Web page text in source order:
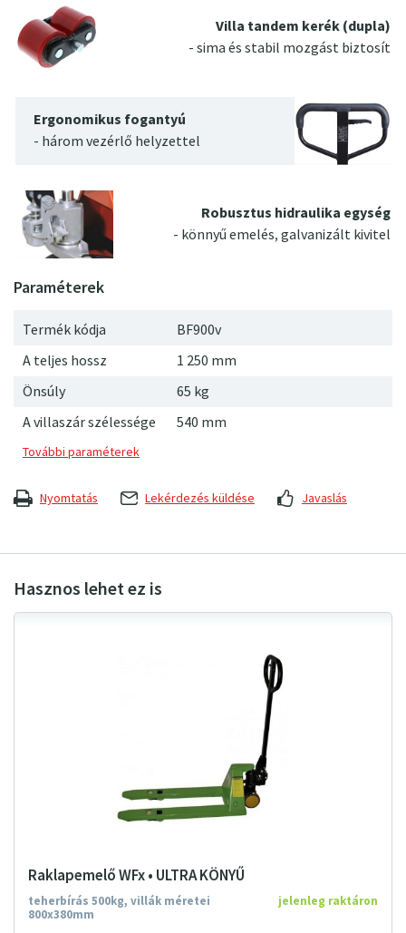
Villa tandem kerék (dupla)
- sima és stabil mozgást biztosít
Ergonomikus fogantyú
- három vezérlő helyzettel
Robusztus hidraulika egység
- könnyű emelés, galvanizált kivitel
Termék kódja
BF900v
A teljes hossz
1 250 mm
Önsúly
65 kg
A villaszár szélessége
540 mm
Nyomtatás Lekérdezés küldése Javaslás
Raklapemelő WFx • ULTRA KÖNYŰ
teherbírás 500kg, villák méretei
800x380mm
jelenleg raktáron